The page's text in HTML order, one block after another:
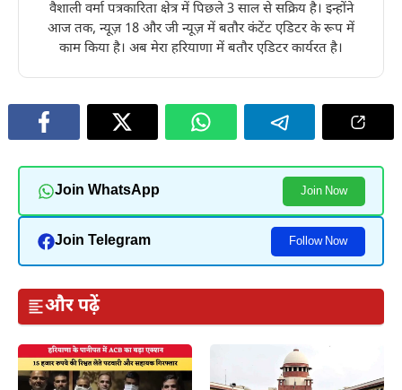
वैशाली वर्मा पत्रकारिता क्षेत्र में पिछले 3 साल से सक्रिय है। इन्होंने
आज तक, न्यूज़ 18 और जी न्यूज़ में बतौर कंटेंट एडिटर के रूप में
काम किया है। अब मेरा हरियाणा में बतौर एडिटर कार्यरत है।
Join WhatsApp Join Now
Join Telegram Follow Now
और पढ़ें